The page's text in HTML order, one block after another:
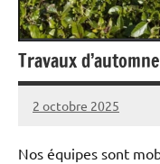
Travaux
2 octobre 2025
admin
Aucun
Nos équipes sont